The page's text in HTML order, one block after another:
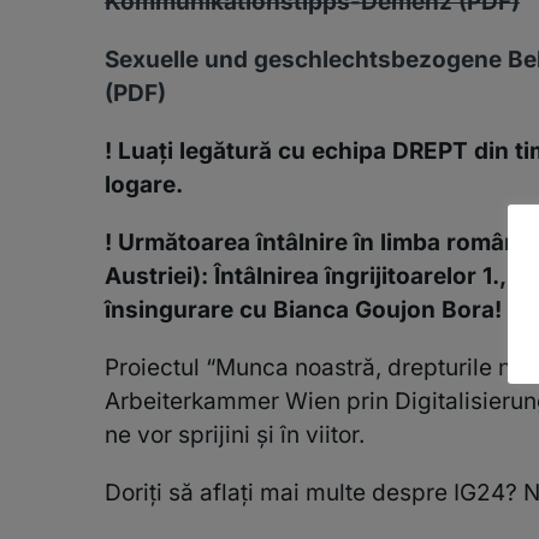
Sexuelle und geschlechtsbezogene
(PDF)
! Luați legătură cu echipa DREPT din
logare.
! Următoarea întâlnire în limba
Austriei): Întâlnirea îngrijitoarelor 1.,
însingurare cu Bianca Goujon Bora!
Proiectul “Munca noastră, drepturile
Arbeiterkammer Wien prin
ne vor sprijini și în viitor.
Doriți să aflați mai multe despre IG24?